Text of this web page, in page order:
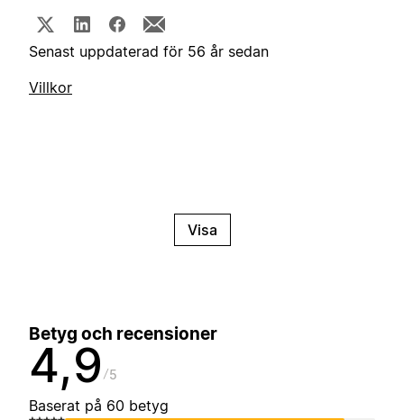
Senast uppdaterad för 56 år sedan
Villkor
Visa
Betyg och recensioner
4,9 5
Baserat på 60 betyg